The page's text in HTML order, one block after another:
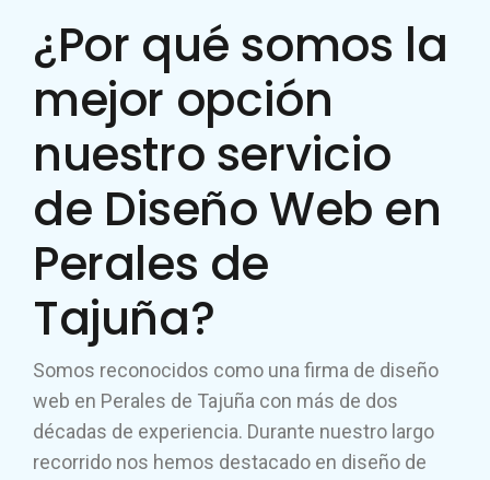
¿Por qué somos la
mejor opción
nuestro servicio
de Diseño Web en
Perales de
Tajuña?
Somos reconocidos como una firma de diseño
web en Perales de Tajuña con más de dos
décadas de experiencia. Durante nuestro largo
recorrido nos hemos destacado en diseño de